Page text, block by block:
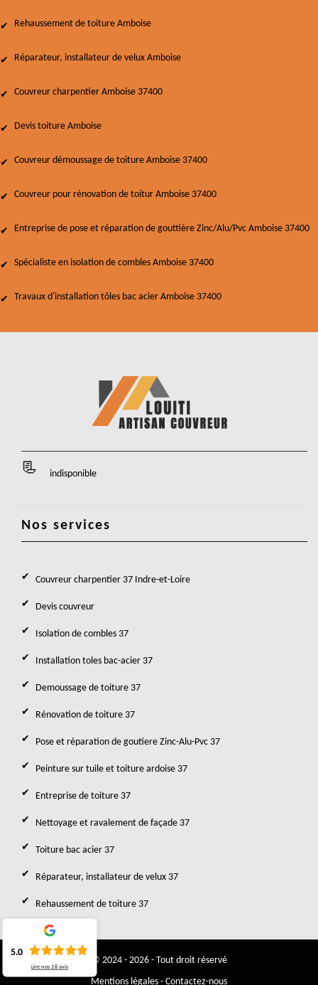
Rehaussement de toiture Amboise
Réparateur, installateur de velux Amboise
Couvreur charpentier Amboise 37400
Devis toiture Amboise
Couvreur démoussage de toiture Amboise 37400
Couvreur pour rénovation de toitur Amboise 37400
Entreprise de pose et réparation de gouttière Zinc/Alu/Pvc Amboise 37400
Spécialiste en isolation de combles Amboise 37400
Travaux d'installation tôles bac acier Amboise 37400
indisponible
Nos services
Couvreur charpentier 37 Indre-et-Loire
Devis couvreur
Isolation de combles 37
Installation toles bac-acier 37
Demoussage de toiture 37
Rénovation de toiture 37
Pose et réparation de goutiere Zinc-Alu-Pvc 37
Peinture sur tuile et toiture ardoise 37
Entreprise de toiture 37
Nettoyage et ravalement de façade 37
Toiture bac acier 37
Réparateur, installateur de velux 37
Rehaussement de toiture 37
© 2024 - 2026 - Tout droit réservé
Mentions légales - Contactez-nous
5.0
Lire nos28 avis